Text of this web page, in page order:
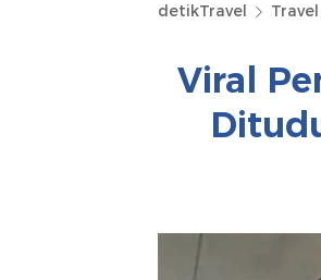
detikTravel
Viral